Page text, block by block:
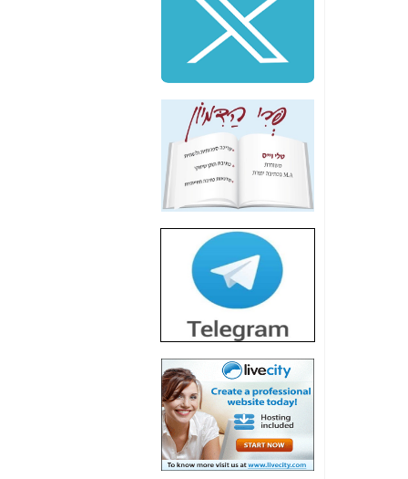
שלמה פילבר (עד
לאחרונה מנכ"ל משרד
התקשורת) - עד
מדינה? הצחקתם
"יש אפליה בחקירה"?
חשיפה: למה השר
משה כחלון לא נחקר
עד היום? -
כאן
חשיפת חשד לשחיתות
הדומה לזו של "תיק
הסלולר -כאן
חשיפת מה שלא
רוצים שתדעו בעניין
פריסת אנלימיטד
(בניחוח בלתי נסבל) -
כאן
חשיפה: איוב קרא
אישר לקבוצת סלקום
בדיוק מה שביבי אישר
כאן
האם השר איוב קרא
היה צריך בכלל לחתום